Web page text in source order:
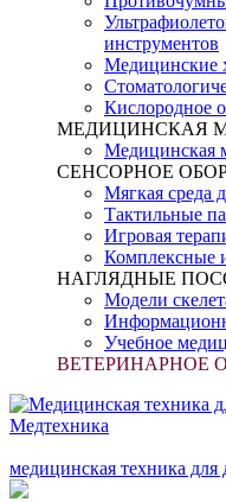
инструментов
Медицинские
Кислородное
МЕДИЦИНСКАЯ
Медицинская
СЕНСОРНОЕ
Мягкая среда
Тактильные
Игровая
Комплексные
НАГЛЯДНЫЕ
Модели
Учебное
ВЕТЕРИНАРНОЕ
Медтехника
медицинская техника для